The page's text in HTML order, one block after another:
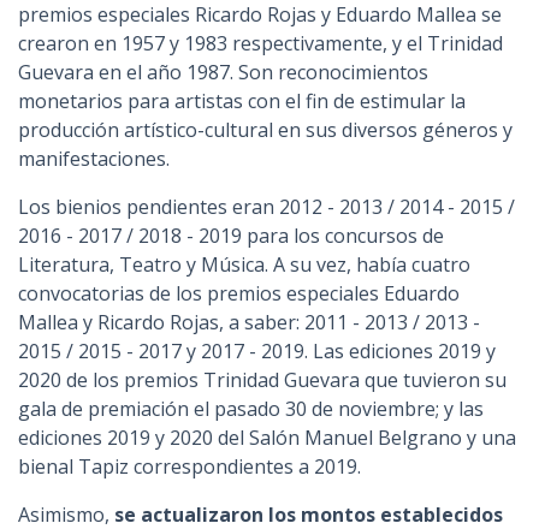
premios especiales Ricardo Rojas y Eduardo Mallea se
crearon en 1957 y 1983 respectivamente, y el Trinidad
Guevara en el año 1987. Son reconocimientos
monetarios para artistas con el fin de estimular la
producción artístico-cultural en sus diversos géneros y
manifestaciones.
Los bienios pendientes eran ​​2012 - 2013 / 2014 - 2015 /
2016 - 2017 / 2018 - 2019 para los concursos de
Literatura, Teatro y Música. A su vez, había cuatro
convocatorias de los premios especiales Eduardo
Mallea y Ricardo Rojas, a saber: 2011 - 2013 / 2013 -
2015 / 2015 - 2017 y 2017 - 2019. Las ediciones 2019 y
2020 de los premios Trinidad Guevara que tuvieron su
gala de premiación el pasado 30 de noviembre; y las
ediciones 2019 y 2020 del Salón Manuel Belgrano y una
bienal Tapiz correspondientes a 2019.
Asimismo, se actualizaron los montos establecidos